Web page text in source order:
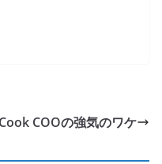
COOの強気のワケ